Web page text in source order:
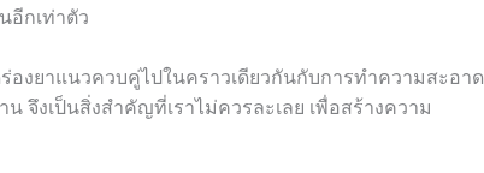
อีกเท่าตัว
งยาแนวควบคู่ไปในคราวเดียวกันกับการทำความสะอาด
น จึงเป็นสิ่งสำคัญที่เราไม่ควรละเลย เพื่อสร้างความ